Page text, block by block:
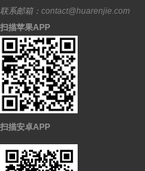
联系邮箱： contact@huarenjie.com
扫描苹果APP
扫描安卓APP